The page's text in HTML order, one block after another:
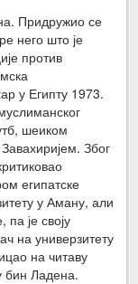
Придружио се
него што је
против
у Египту 1973.
шеиком
Због
египатске
у Аману, али
је своју
на универзитету
на читаву
бин Ладена.